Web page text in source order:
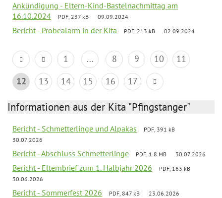
Ankündigung - Eltern-Kind-Bastelnachmittag am
16.10.2024
PDF, 237 kB 09.09.2024
Bericht - Probealarm in der Kita PDF, 213 kB 02.09.2024
1 ... 8 9 10
11
12
13 14 15 16 17
Informationen aus der Kita "Pfingstanger"
Bericht - Schmetterlinge und Alpakas
PDF, 391 kB
30.07.2026
Bericht - Abschluss Schmetterlinge PDF, 1.8 MB 30.07.2026
Bericht - Elternbrief zum 1. Halbjahr 2026
PDF, 163 kB
30.06.2026
Bericht - Sommerfest 2026 PDF, 847 kB 23.06.2026